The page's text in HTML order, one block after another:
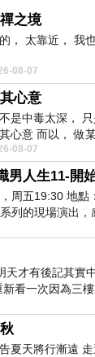
之境
， 太靠近， 我也
08-07
心意
是中毒太深，
心意 而以， 做
。
08-07
男人生11-開
周五19:30 地
列的現場演出
天才有後記其實
看一次因為三
夏天將行漸遠